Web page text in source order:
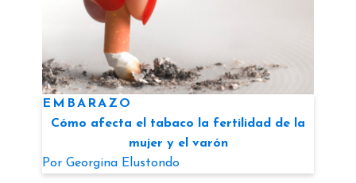
EMBARAZO
Cómo afecta el tabaco la fertilidad de la
mujer y el varón
Por Georgina Elustondo